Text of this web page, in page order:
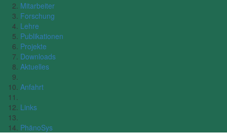
Mitarbeiter
Forschung
Lehre
Publikationen
Projekte
Downloads
Aktuelles
Anfahrt
Links
PhänoSys